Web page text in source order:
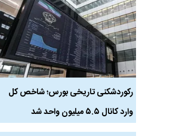
رکوردشکنی تاریخی بورس؛ شاخص کل
وارد کانال ۵.۵ میلیون واحد شد